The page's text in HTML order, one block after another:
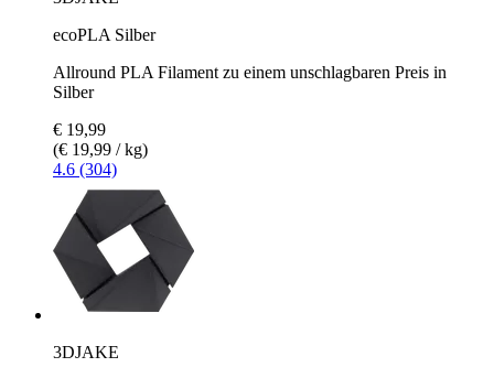
ecoPLA Silber
Allround PLA Filament zu einem unschlagbaren Preis in
Silber
€ 19,99
(€ 19,99 / kg)
4.6 (304)
3DJAKE